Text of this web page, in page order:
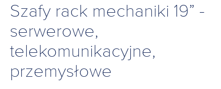
Szafy rack mechaniki 19” -
serwerowe,
telekomunikacyjne,
przemysłowe